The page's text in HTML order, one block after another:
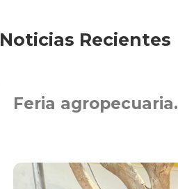
Noticias Recientes
Feria agropecuaria.